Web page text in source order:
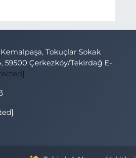
Tokuçlar Sokak
59500 Çerkezköy/Tekirdağ E-